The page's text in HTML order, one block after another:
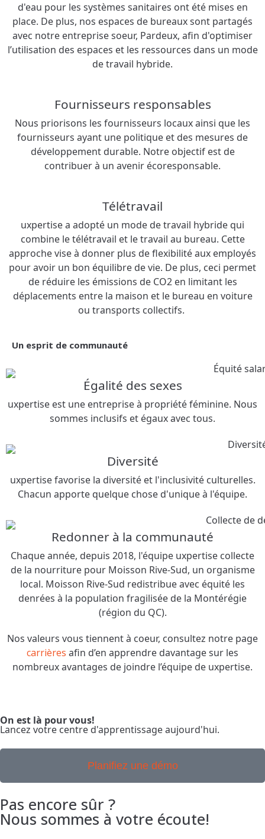
d'eau pour les systèmes sanitaires ont été mises en
place. De plus, nos espaces de bureaux sont partagés
avec notre entreprise soeur, Pardeux, afin d'optimiser
l’utilisation des espaces et les ressources dans un mode
de travail hybride.
Fournisseurs responsables
Nous priorisons les fournisseurs locaux ainsi que les
fournisseurs ayant une politique et des mesures de
développement durable. Notre objectif est de
contribuer à un avenir écoresponsable.​
Télétravail
uxpertise a adopté un mode de travail hybride qui
combine le télétravail et le travail au bureau. Cette
approche vise à donner plus de flexibilité aux employés
pour avoir un bon équilibre de vie. De plus, ceci permet
de réduire les émissions de CO2 en limitant les
déplacements entre la maison et le bureau en voiture
ou transports collectifs. ​
Un esprit de communauté
Égalité des sexes
uxpertise est une entreprise à propriété féminine. Nous
sommes inclusifs et égaux avec tous.
Diversité
uxpertise favorise la diversité et l'inclusivité culturelles.
Chacun apporte quelque chose d'unique à l'équipe.
Redonner à la communauté
Chaque année, depuis 2018, l'équipe uxpertise collecte
de la nourriture pour Moisson Rive-Sud, un organisme
local. Moisson Rive-Sud redistribue avec équité les
denrées à la population fragilisée de la Montérégie
(région du QC).
Nos valeurs vous tiennent à coeur, consultez notre page
carrières afin d’en apprendre davantage sur les
nombreux avantages de joindre l’équipe de uxpertise.
On est là pour vous!
Lancez votre centre d'apprentissage aujourd'hui.
Planifiez une démo
Pas encore sûr ?
Nous sommes à votre écoute!